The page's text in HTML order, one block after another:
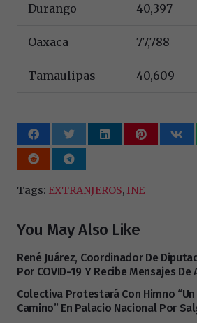
Durango 40,397
Oaxaca 77,788
Tamaulipas 40,609
Tags: EXTRANJEROS, INE
You May Also Like
René Juárez, Coordinador De
Por COVID-19 Y Recibe Mensajes De
Colectiva Protestará Con Himno
Camino” En Palacio Nacional Por